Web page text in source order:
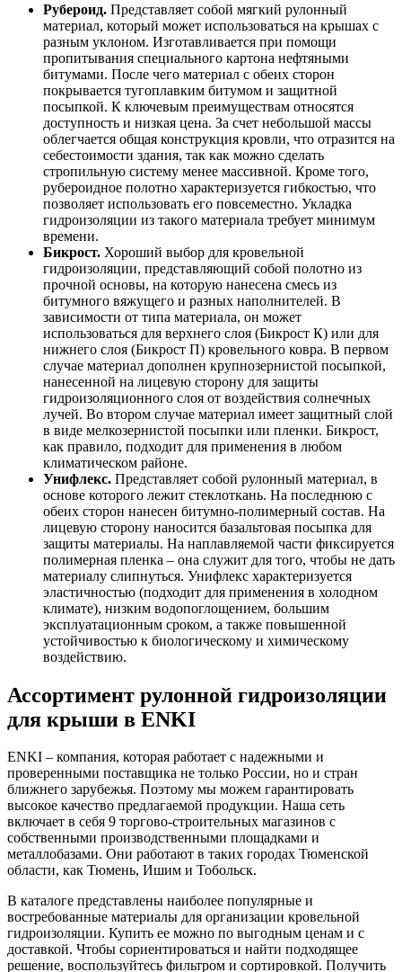
Рубероид. Представляет собой мягкий рулонный
материал, который может использоваться на крышах с
разным уклоном. Изготавливается при помощи
пропитывания специального картона нефтяными
битумами. После чего материал с обеих сторон
покрывается тугоплавким битумом и защитной
посыпкой. К ключевым преимуществам относятся
доступность и низкая цена. За счет небольшой массы
облегчается общая конструкция кровли, что отразится на
себестоимости здания, так как можно сделать
стропильную систему менее массивной. Кроме того,
рубероидное полотно характеризуется гибкостью, что
позволяет использовать его повсеместно. Укладка
гидроизоляции из такого материала требует минимум
времени.
Бикрост. Хороший выбор для кровельной
гидроизоляции, представляющий собой полотно из
прочной основы, на которую нанесена смесь из
битумного вяжущего и разных наполнителей. В
зависимости от типа материала, он может
использоваться для верхнего слоя (Бикрост К) или для
нижнего слоя (Бикрост П) кровельного ковра. В первом
случае материал дополнен крупнозернистой посыпкой,
нанесенной на лицевую сторону для защиты
гидроизоляционного слоя от воздействия солнечных
лучей. Во втором случае материал имеет защитный слой
в виде мелкозернистой посыпки или пленки. Бикрост,
как правило, подходит для применения в любом
климатическом районе.
Унифлекс. Представляет собой рулонный материал, в
основе которого лежит стеклоткань. На последнюю с
обеих сторон нанесен битумно-полимерный состав. На
лицевую сторону наносится базальтовая посыпка для
защиты материалы. На наплавляемой части фиксируется
полимерная пленка – она служит для того, чтобы не дать
материалу слипнуться. Унифлекс характеризуется
эластичностью (подходит для применения в холодном
климате), низким водопоглощением, большим
эксплуатационным сроком, а также повышенной
устойчивостью к биологическому и химическому
воздействию.
Ассортимент рулонной гидроизоляции
для крыши в ENKI
ENKI – компания, которая работает с надежными и
проверенными поставщика не только России, но и стран
ближнего зарубежья. Поэтому мы можем гарантировать
высокое качество предлагаемой продукции. Наша сеть
включает в себя 9 торгово-строительных магазинов с
собственными производственными площадками и
металлобазами. Они работают в таких городах Тюменской
области, как Тюмень, Ишим и Тобольск.
В каталоге представлены наиболее популярные и
востребованные материалы для организации кровельной
гидроизоляции. Купить ее можно по выгодным ценам и с
доставкой. Чтобы сориентироваться и найти подходящее
решение, воспользуйтесь фильтром и сортировкой. Получить